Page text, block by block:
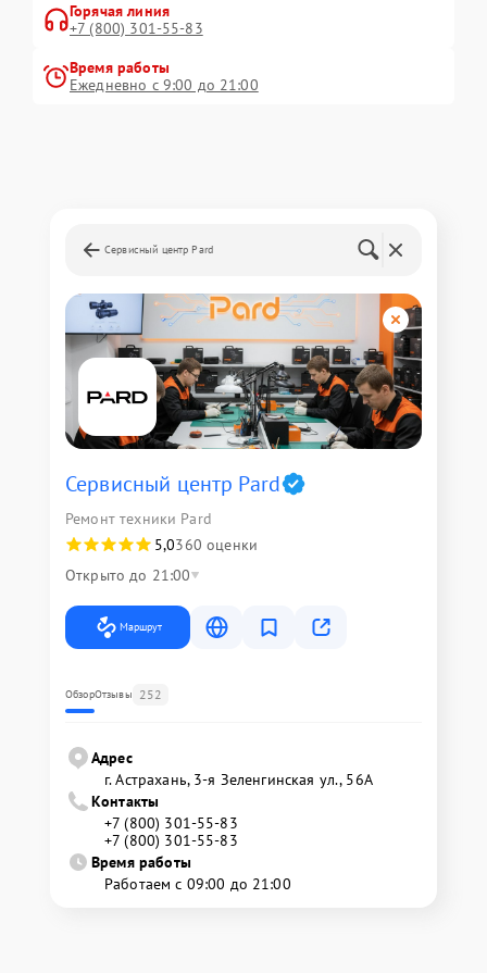
Горячая линия
+7 (800) 301-55-83
Время работы
Ежедневно с 9:00 до 21:00
Сервисный центр Pard
Сервисный центр Pard
Ремонт техники Pard
5,0360 оценки
Открыто до 21:00
Маршрут
ОбзорОтзывы 252
Адрес
г. Астрахань, 3-я Зеленгинская ул., 56А
Контакты
+7 (800) 301-55-83
+7 (800) 301-55-83
Время работы
Работаем с 09:00 до 21:00